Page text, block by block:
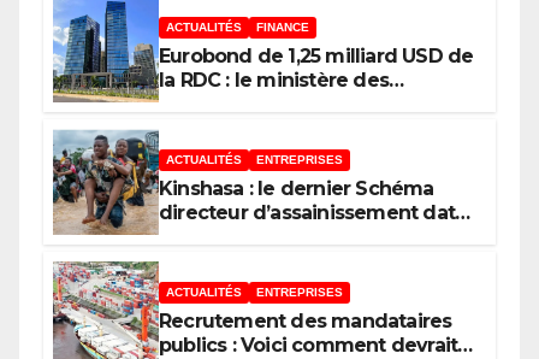
législateur Congolais !
ACTUALITÉS FINANCE
Eurobond de 1,25 milliard USD de
la RDC : le ministère des
ACTUALITÉS ENTREPRISES
Kinshasa : le dernier Schéma
directeur d’assainissement date
ACTUALITÉS ENTREPRISES
Recrutement des mandataires
publics : Voici comment devrait